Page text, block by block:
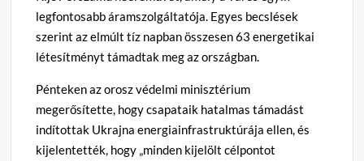
legfontosabb áramszolgáltatója. Egyes becslések
szerint az elmúlt tíz napban összesen 63 energetikai
létesítményt támadtak meg az országban.
Pénteken az orosz védelmi minisztérium
megerősítette, hogy csapataik hatalmas támadást
indítottak Ukrajna energiainfrastruktúrája ellen, és
kijelentették, hogy „minden kijelölt célpontot